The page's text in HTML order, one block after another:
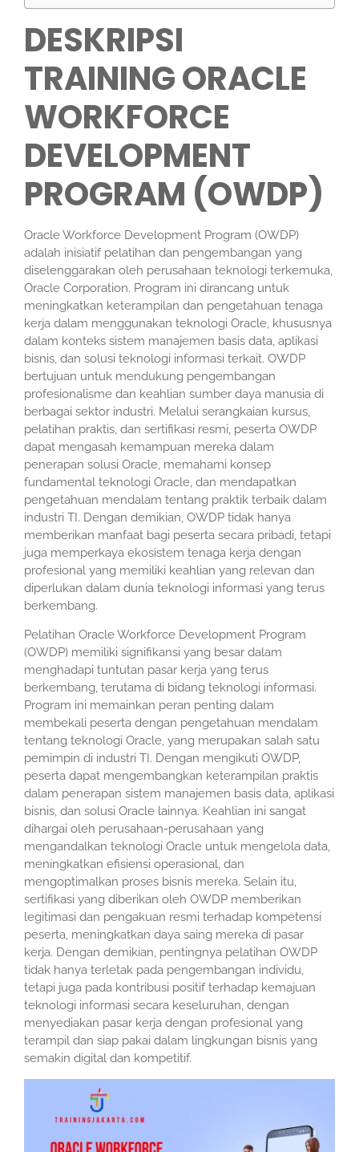
DESKRIPSI
TRAINING ORACLE
WORKFORCE
DEVELOPMENT
PROGRAM (OWDP)
Oracle Workforce Development Program (OWDP)
adalah inisiatif pelatihan dan pengembangan yang
diselenggarakan oleh perusahaan teknologi terkemuka,
Oracle Corporation. Program ini dirancang untuk
meningkatkan keterampilan dan pengetahuan tenaga
kerja dalam menggunakan teknologi Oracle, khususnya
dalam konteks sistem manajemen basis data, aplikasi
bisnis, dan solusi teknologi informasi terkait. OWDP
bertujuan untuk mendukung pengembangan
profesionalisme dan keahlian sumber daya manusia di
berbagai sektor industri. Melalui serangkaian kursus,
pelatihan praktis, dan sertifikasi resmi, peserta OWDP
dapat mengasah kemampuan mereka dalam
penerapan solusi Oracle, memahami konsep
fundamental teknologi Oracle, dan mendapatkan
pengetahuan mendalam tentang praktik terbaik dalam
industri TI. Dengan demikian, OWDP tidak hanya
memberikan manfaat bagi peserta secara pribadi, tetapi
juga memperkaya ekosistem tenaga kerja dengan
profesional yang memiliki keahlian yang relevan dan
diperlukan dalam dunia teknologi informasi yang terus
berkembang.
Pelatihan Oracle Workforce Development Program
(OWDP) memiliki signifikansi yang besar dalam
menghadapi tuntutan pasar kerja yang terus
berkembang, terutama di bidang teknologi informasi.
Program ini memainkan peran penting dalam
membekali peserta dengan pengetahuan mendalam
tentang teknologi Oracle, yang merupakan salah satu
pemimpin di industri TI. Dengan mengikuti OWDP,
peserta dapat mengembangkan keterampilan praktis
dalam penerapan sistem manajemen basis data, aplikasi
bisnis, dan solusi Oracle lainnya. Keahlian ini sangat
dihargai oleh perusahaan-perusahaan yang
mengandalkan teknologi Oracle untuk mengelola data,
meningkatkan efisiensi operasional, dan
mengoptimalkan proses bisnis mereka. Selain itu,
sertifikasi yang diberikan oleh OWDP memberikan
legitimasi dan pengakuan resmi terhadap kompetensi
peserta, meningkatkan daya saing mereka di pasar
kerja. Dengan demikian, pentingnya pelatihan OWDP
tidak hanya terletak pada pengembangan individu,
tetapi juga pada kontribusi positif terhadap kemajuan
teknologi informasi secara keseluruhan, dengan
menyediakan pasar kerja dengan profesional yang
terampil dan siap pakai dalam lingkungan bisnis yang
semakin digital dan kompetitif.